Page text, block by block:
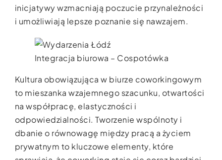
inicjatywy wzmacniają poczucie przynależności
i umożliwiają lepsze poznanie się nawzajem.
Integracja biurowa – Cospotówka
Kultura obowiązująca w biurze coworkingowym
to mieszanka wzajemnego szacunku, otwartości
na współpracę, elastyczności i
odpowiedzialności. Tworzenie wspólnoty i
dbanie o równowagę między pracą a życiem
prywatnym to kluczowe elementy, które